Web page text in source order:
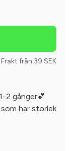
Frakt från 39 SEK
2 gånger💕
har storlek